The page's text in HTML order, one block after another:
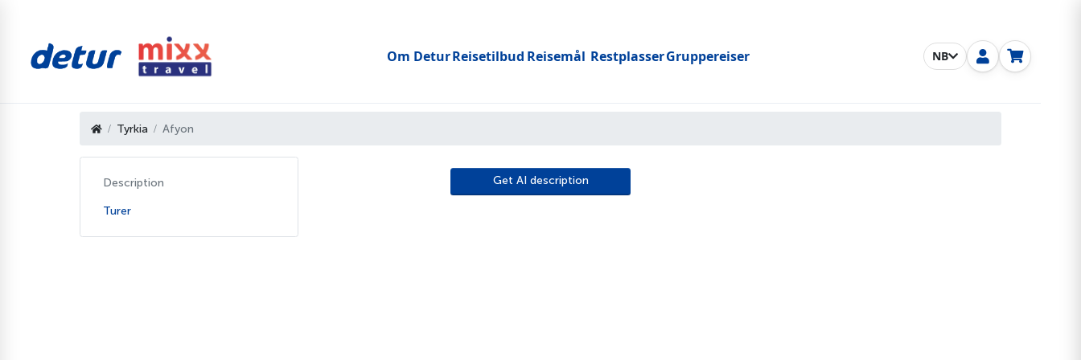
Om DeturReisetilbud Reisemål Toggle submenu
RestplasserGruppereiser NB
Tyrkia Afyon
Description
Turer
Get AI description